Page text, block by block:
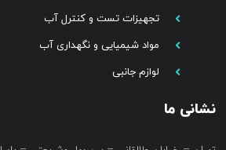
تجهیزات تست و کنترل آب
مواد شیمیایی و نگهداری آب
لوازم جانبی
نشانی ما